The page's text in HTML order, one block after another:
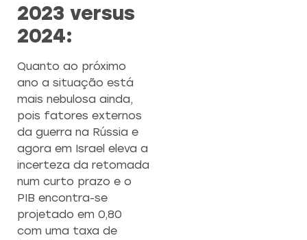
2023 versus
2024:
Quanto ao próximo
ano a situação está
mais nebulosa ainda,
pois fatores externos
da guerra na Rússia e
agora em Israel eleva a
incerteza da retomada
num curto prazo e o
PIB encontra-se
projetado em 0,80
com uma taxa de